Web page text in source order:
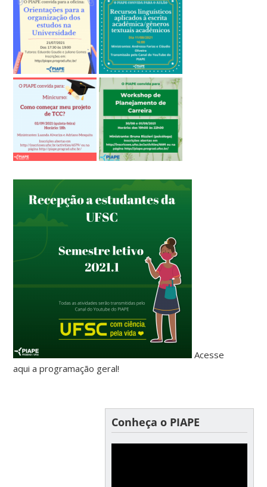
Acesse
aqui a programação geral!
Conheça o PIAPE